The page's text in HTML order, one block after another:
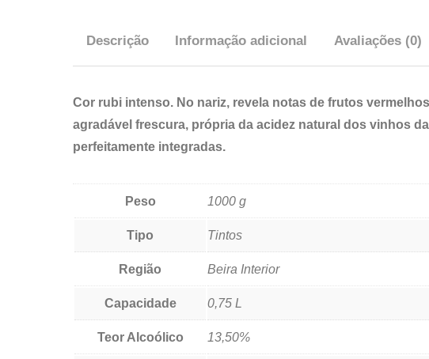
Descrição Informação adicional Avaliações (0)
Cor rubi intenso. No nariz, revela notas de frutos
agradável frescura, própria da acidez natural dos vinhos
perfeitamente integradas.
Peso 1000 g
Tipo Tintos
Região Beira Interior
Capacidade 0,75 L
Teor Alcoólico 13,50%